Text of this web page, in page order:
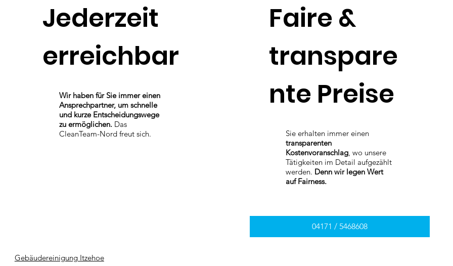
Jederzeit
erreichbar
Wir haben für Sie immer einen
Ansprechpartner, um schnelle
und kurze Entscheidungswege
zu ermöglichen. Das
CleanTeam-Nord freut sich.
Faire &
transpare
nte Preise
Sie erhalten immer einen
transparenten
Kostenvoranschlag, wo unsere
Tätigkeiten im Detail aufgezählt
werden. Denn wir legen Wert
auf Fairness.
04171 / 5468608
Gebäudereinigung Itzehoe